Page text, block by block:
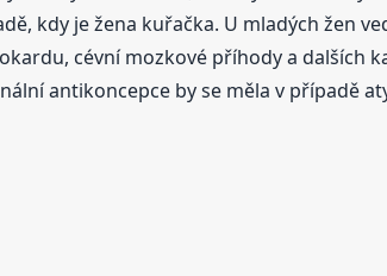
kdy je žena kuřačka. U mladých žen
cévní mozkové příhody a dalších
antikoncepce by se měla v případě